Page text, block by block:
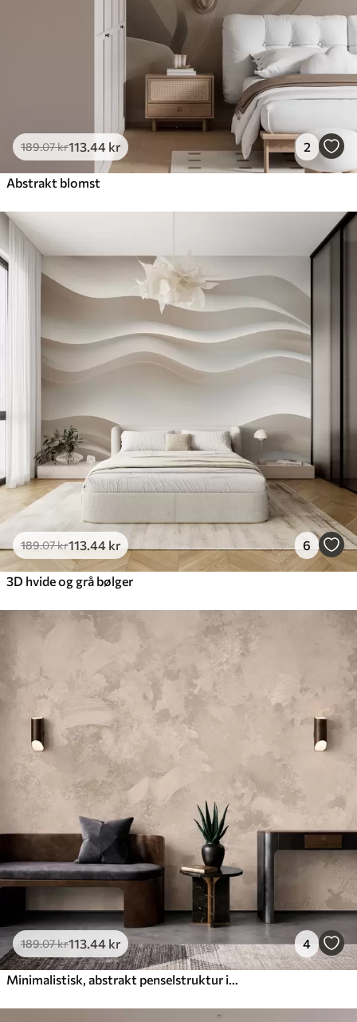
189.07kr113.44 kr 2
Abstrakt blomst
189.07kr113.44 kr 6
3D hvide og grå bølger
189.07kr113.44 kr 4
Minimalistisk, abstrakt penselstruktur i beige nuancer